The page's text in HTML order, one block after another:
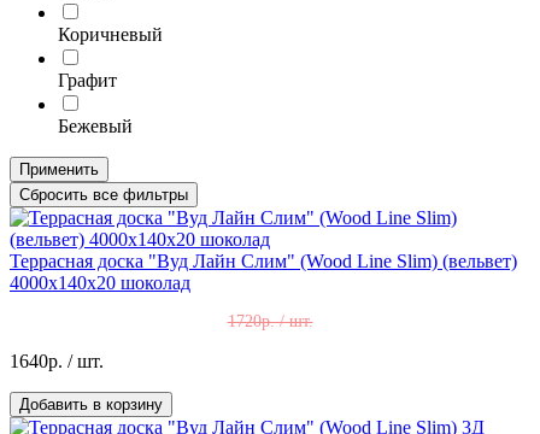
Коричневый
Графит
Бежевый
Применить
Сбросить все фильтры
Террасная доска "Вуд Лайн Слим" (Wood Line Slim) (вельвет)
4000х140х20 шоколад
1720р. / шт.
1640р. / шт.
Добавить в корзину